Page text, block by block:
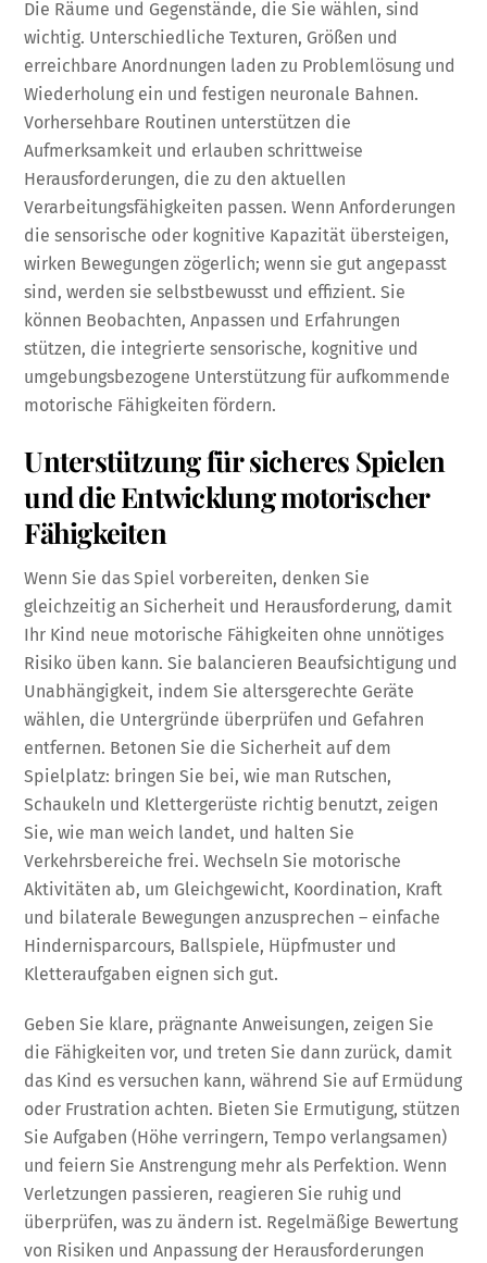
Die Räume und Gegenstände, die Sie wählen, sind
wichtig. Unterschiedliche Texturen, Größen und
erreichbare Anordnungen laden zu Problemlösung und
Wiederholung ein und festigen neuronale Bahnen.
Vorhersehbare Routinen unterstützen die
Aufmerksamkeit und erlauben schrittweise
Herausforderungen, die zu den aktuellen
Verarbeitungsfähigkeiten passen. Wenn Anforderungen
die sensorische oder kognitive Kapazität übersteigen,
wirken Bewegungen zögerlich; wenn sie gut angepasst
sind, werden sie selbstbewusst und effizient. Sie
können Beobachten, Anpassen und Erfahrungen
stützen, die integrierte sensorische, kognitive und
umgebungsbezogene Unterstützung für aufkommende
motorische Fähigkeiten fördern.
Unterstützung für sicheres Spielen
und die Entwicklung motorischer
Fähigkeiten
Wenn Sie das Spiel vorbereiten, denken Sie
gleichzeitig an Sicherheit und Herausforderung, damit
Ihr Kind neue motorische Fähigkeiten ohne unnötiges
Risiko üben kann. Sie balancieren Beaufsichtigung und
Unabhängigkeit, indem Sie altersgerechte Geräte
wählen, die Untergründe überprüfen und Gefahren
entfernen. Betonen Sie die Sicherheit auf dem
Spielplatz: bringen Sie bei, wie man Rutschen,
Schaukeln und Klettergerüste richtig benutzt, zeigen
Sie, wie man weich landet, und halten Sie
Verkehrsbereiche frei. Wechseln Sie motorische
Aktivitäten ab, um Gleichgewicht, Koordination, Kraft
und bilaterale Bewegungen anzusprechen – einfache
Hindernisparcours, Ballspiele, Hüpfmuster und
Kletteraufgaben eignen sich gut.
Geben Sie klare, prägnante Anweisungen, zeigen Sie
die Fähigkeiten vor, und treten Sie dann zurück, damit
das Kind es versuchen kann, während Sie auf Ermüdung
oder Frustration achten. Bieten Sie Ermutigung, stützen
Sie Aufgaben (Höhe verringern, Tempo verlangsamen)
und feiern Sie Anstrengung mehr als Perfektion. Wenn
Verletzungen passieren, reagieren Sie ruhig und
überprüfen, was zu ändern ist. Regelmäßige Bewertung
von Risiken und Anpassung der Herausforderungen